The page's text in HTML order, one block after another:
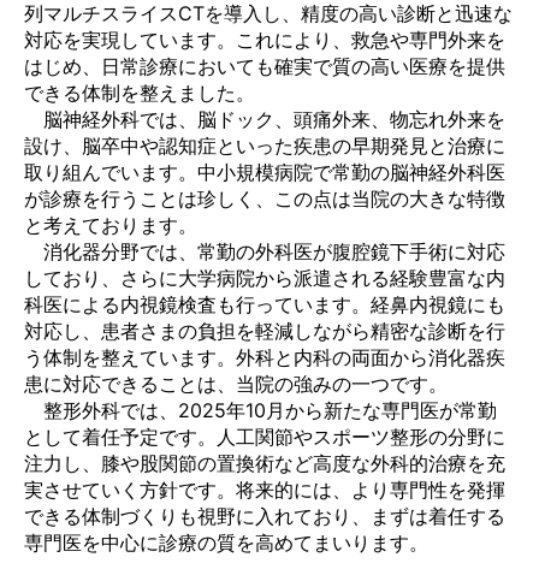
列マルチスライスCTを導入し、精度の高い診断と迅速な
対応を実現しています。これにより、救急や専門外来を
はじめ、日常診療においても確実で質の高い医療を提供
できる体制を整えました。
脳神経外科では、脳ドック、頭痛外来、物忘れ外来を
設け、脳卒中や認知症といった疾患の早期発見と治療に
取り組んでいます。中小規模病院で常勤の脳神経外科医
が診療を行うことは珍しく、この点は当院の大きな特徴
と考えております。
消化器分野では、常勤の外科医が腹腔鏡下手術に対応
しており、さらに大学病院から派遣される経験豊富な内
科医による内視鏡検査も行っています。経鼻内視鏡にも
対応し、患者さまの負担を軽減しながら精密な診断を行
う体制を整えています。外科と内科の両面から消化器疾
患に対応できることは、当院の強みの一つです。
整形外科では、2025年10月から新たな専門医が常勤
として着任予定です。人工関節やスポーツ整形の分野に
注力し、膝や股関節の置換術など高度な外科的治療を充
実させていく方針です。将来的には、より専門性を発揮
できる体制づくりも視野に入れており、まずは着任する
専門医を中心に診療の質を高めてまいります。